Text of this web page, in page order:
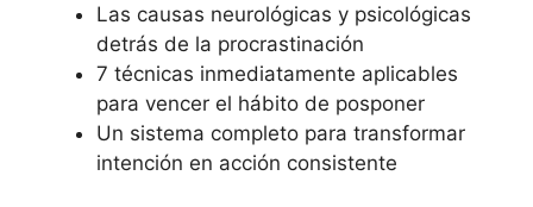
Las causas neurológicas y psicológicas
detrás de la procrastinación
7 técnicas inmediatamente aplicables
para vencer el hábito de posponer
Un sistema completo para transformar
intención en acción consistente